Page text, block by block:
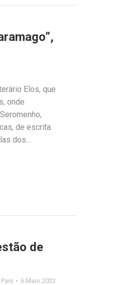
Elos, que
onde
de escrita
dos…
de
6 Maio 2022